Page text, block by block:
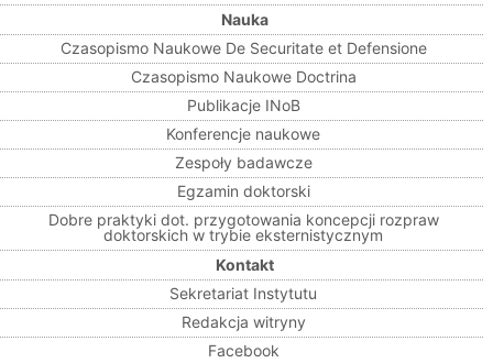
Nauka
Czasopismo Naukowe De Securitate et Defensione
Czasopismo Naukowe Doctrina
Publikacje INoB
Konferencje naukowe
Zespoły badawcze
Egzamin doktorski
Dobre praktyki dot. przygotowania koncepcji rozpraw
doktorskich w trybie eksternistycznym
Kontakt
Sekretariat Instytutu
Redakcja witryny
Facebook